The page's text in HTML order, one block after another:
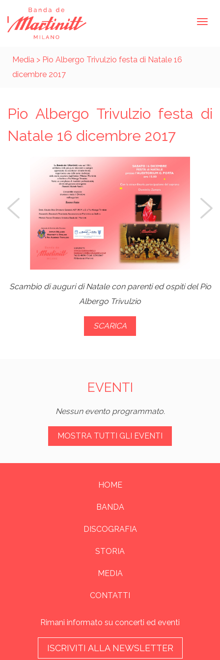
Media > Pio Albergo Trivulzio festa di Natale 16
dicembre 2017
Pio Albergo Trivulzio festa di
Natale 16 dicembre 2017
Scambio di auguri di Natale con parenti ed ospiti del Pio
Albergo Trivulzio
SCARICA
EVENTI
Nessun evento programmato.
MOSTRA TUTTI GLI EVENTI
HOME
BANDA
DISCOGRAFIA
STORIA
MEDIA
CONTATTI
Rimani informato su concerti ed eventi
ISCRIVITI ALLA NEWSLETTER